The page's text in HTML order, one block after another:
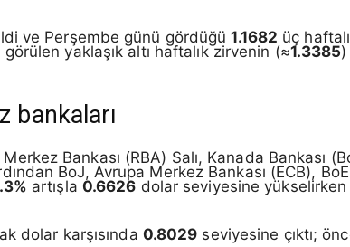
ve Perşembe günü gördüğü1.1682 üç
yaklaşık altı haftalık zirvenin (≈1.3385)
bankaları
Bankası (RBA) Salı, Kanada Bankası
BoJ, Avrupa Merkez Bankası (ECB),
artışla 0.6626 dolar seviyesine
dolar karşısında 0.8029 seviyesine çıktı;